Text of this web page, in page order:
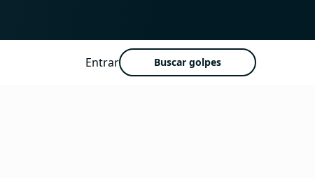
Entrar Buscar golpes